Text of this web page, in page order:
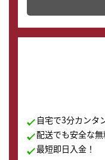
店舗を併設してお
の購入もできます♪
自宅で3分カンタ
配送でも安全な
最短即日入金！